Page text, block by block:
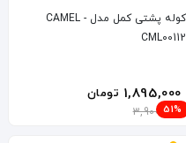
کوله پشتی کمل مدل CAMEL -
CML00112
1,895,000 تومان
3,900,000
51%